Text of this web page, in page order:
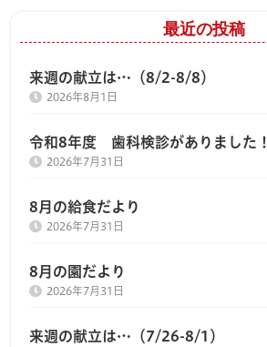
最近の投稿
来週の献立は…（8/2-8/8）
2026年8月1日
令和8年度 歯科検診がありました！
2026年7月31日
8月の給食だより
2026年7月31日
8月の園だより
2026年7月31日
来週の献立は…（7/26-8/1）